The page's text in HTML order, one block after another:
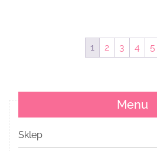
1 2 3 4 5
Menu
Sklep